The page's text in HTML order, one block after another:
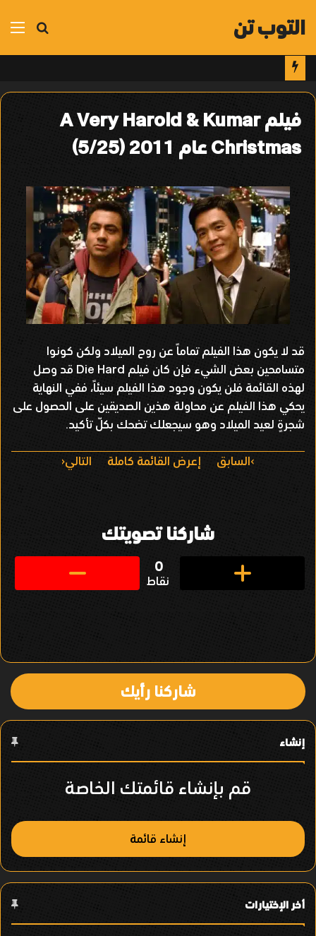
بحث
التوب تن
فيلم A Very Harold & Kumar
Christmas عام 2011 (5/25)
قد لا يكون هذا الفيلم تماماً عن روح الميلاد ولكن كونوا
متسامحين بعض الشيء فإن كان فيلم Die Hard قد وصل
لهذه القائمة فلن يكون وجود هذا الفيلم سيئاً، ففي النهاية
يحكي هذا الفيلم عن محاولة هذين الصديقين على الحصول على
شجرةٍ لعيد الميلاد وهو سيجعلك تضحك بكلّ تأكيد.
ا
ل
ع
ن
السابق إعرض القائمة كاملة التالي
شاركنا تصويتك
0
نقاط
شاركنا رأيك
إنشاء
قم بإنشاء قائمتك الخاصة
إنشاء قائمة
أخر الإختيارات